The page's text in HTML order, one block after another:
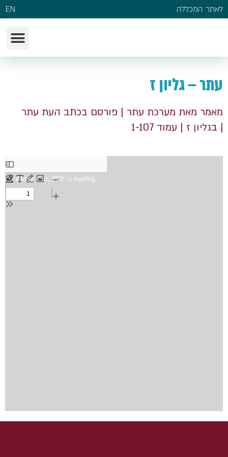
לאתר המכללה EN
עתר – גליון ז
מאמר מאת מערכת עתר | פורסם בכתב העת עתר
| בגליון ז | עמוד 1-107